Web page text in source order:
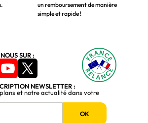
un remboursement de manière
simple et rapide !
SUR :
NEWSLETTER :
plans et notre actualité dans votre
OK